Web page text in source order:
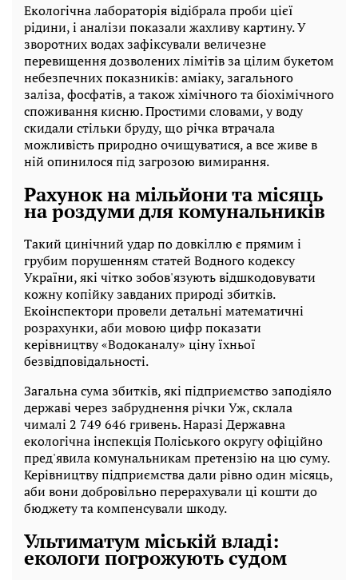
Екологічна лабораторія відібрала проби цієї
рідини, і аналізи показали жахливу картину. У
зворотних водах зафіксували величезне
перевищення дозволених лімітів за цілим букетом
небезпечних показників: аміаку, загального
заліза, фосфатів, а також хімічного та біохімічного
споживання кисню. Простими словами, у воду
скидали стільки бруду, що річка втрачала
можливість природно очищуватися, а все живе в
ній опинилося під загрозою вимирання.
Рахунок на мільйони та місяць
на роздуми для комунальників
Такий цинічний удар по довкіллю є прямим і
грубим порушенням статей Водного кодексу
України, які чітко зобов'язують відшкодовувати
кожну копійку завданих природі збитків.
Екоінспектори провели детальні математичні
розрахунки, аби мовою цифр показати
керівництву «Водоканалу» ціну їхньої
безвідповідальності.
Загальна сума збитків, які підприємство заподіяло
державі через забруднення річки Уж, склала
чималі 2 749 646 гривень. Наразі Державна
екологічна інспекція Поліського округу офіційно
пред'явила комунальникам претензію на цю суму.
Керівництву підприємства дали рівно один місяць,
аби вони добровільно перерахували ці кошти до
бюджету та компенсували шкоду.
Ультиматум міській владі:
екологи погрожують судом